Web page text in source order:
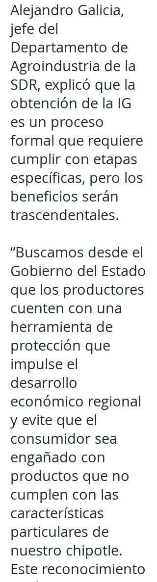
Alejandro Galicia,
jefe del
Departamento de
Agroindustria de la
SDR, explicó que la
obtención de la IG
es un proceso
formal que requiere
cumplir con etapas
específicas, pero los
beneficios serán
trascendentales.
“Buscamos desde el
Gobierno del Estado
que los productores
cuenten con una
herramienta de
protección que
impulse el
desarrollo
económico regional
y evite que el
consumidor sea
engañado con
productos que no
cumplen con las
características
particulares de
nuestro chipotle.
Este reconocimiento